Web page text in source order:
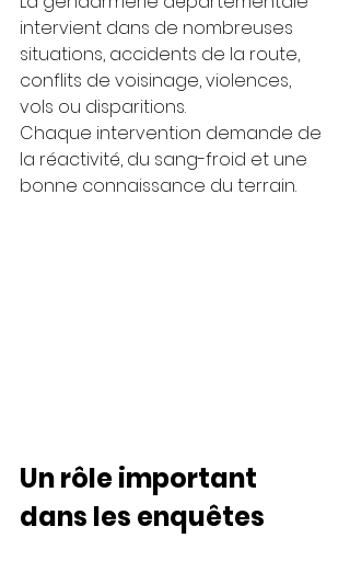
intervient dans de nombreuses
situations, accidents de la route,
conflits de voisinage, violences,
vols ou disparitions.
Chaque intervention demande de
la réactivité, du sang-froid et une
bonne connaissance du terrain.
Un rôle important
dans les enquêtes